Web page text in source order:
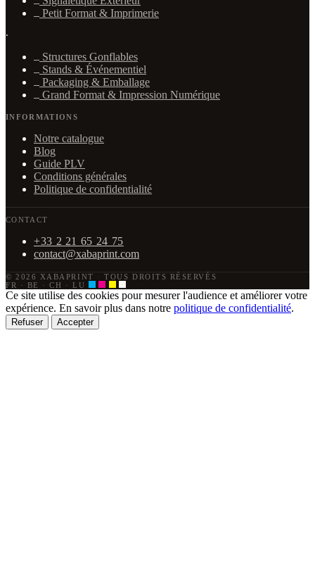
Petit Format & Imprimerie
·
Structures Gonflables
Stands & Événementiel
Packaging & Emballage
Grand Format & Impression Numérique
INFORMATIONS
Notre catalogue
Blog
Guide PLV
Conditions générales
Politique de confidentialité
CONTACT
+33 2 21 65 24 75
contact@xabaprint.com
© 2026 XABAPRINT ·
TOUS DROITS RÉSERVÉS
FR · BE · CH · LU
Ce site utilise des cookies pour mesurer l'audience et améliorer votre
expérience. En savoir plus dans notre politique de confidentialité.
Refuser Accepter